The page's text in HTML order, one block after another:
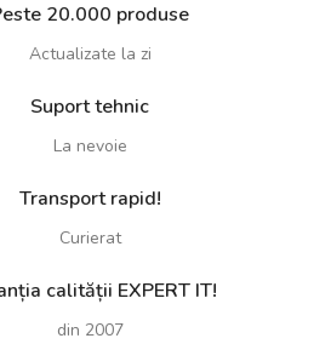
20.000 produse
Actualizate la zi
Suport tehnic
La nevoie
Transport rapid!
Curierat
calității EXPERT IT!
din 2007